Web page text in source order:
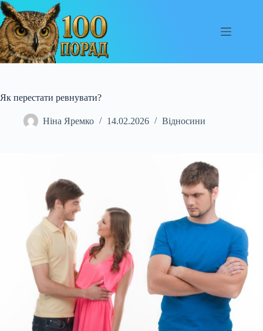
Перейти
до
вмісту
Як перестати ревнувати?
Ніна Яремко 14.02.2026 Відносини